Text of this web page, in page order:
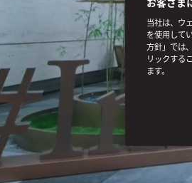
当社は、ウ
を使用して
方針」では
リックする
ます。